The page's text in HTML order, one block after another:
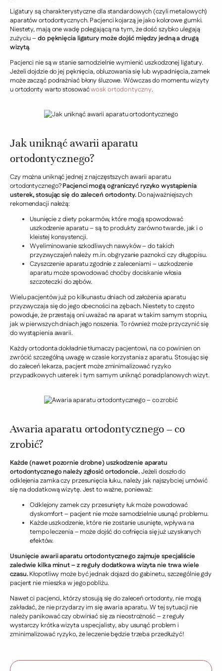
Ligatury są charakterystyczne dla standardowych (czyli metalowych)
aparatów ortodontycznych. Pacjenci kojarzą je jako kolorowe gumki.
Niestety, mają one wadę polegającą na tym, że dość szybko ulegają
zużyciu –do pęknięcia ligatury może dojść między jedną a drugą
wizytą.
Pacjenci nie są w stanie samodzielnie wymienić uszkodzonej ligatury.
Jeżeli dojdzie do jej pęknięcia, obluzowania się lub wypadnięcia, zamek
może zacząć podrażniać błony śluzowe. Wówczas do momentu wizyty
u ortodonty warto stosowaćwosk ortodontyczny.
Jak uniknąć awarii aparatu
ortodontycznego?
Czy można uniknąć jednej z najczęstszych awarii aparatu
ortodontycznego?Pacjenci mogą ograniczyć ryzyko wystąpienia
usterek, stosując się do zaleceń ortodonty.Do najważniejszych
rekomendacji należą:
Usunięcie z diety pokarmów, które mogą spowodować
uszkodzenie aparatu – są to produkty zarówno twarde, jak i o
kleistej konsystencji.
Wyeliminowanie szkodliwych nawyków – do takich
przyzwyczajeń należy m.in. obgryzanie paznokci czy długopisu.
Czyszczenie aparatu zgodnie z zaleceniami – uszkodzenie
aparatu może spowodować choćby dociskanie włosia
szczoteczki do zębów.
Wielu pacjentów już po kilkunastu dniach od założenia aparatu
przyzwyczaja się do jego obecności na zębach. Niestety to często
powoduje, że przestają oni uważać na aparat w takim samym stopniu,
jak w pierwszych dniach jego noszenia. To również może przyczynić się
do wystąpienia awarii.
Każdy ortodonta dokładnie tłumaczy pacjentowi, na co powinien on
zwrócić szczególną uwagę w czasie korzystania z aparatu. Stosując się
do zaleceń lekarza, pacjent może zminimalizować ryzyko
przypadkowych usterek i tym samym uniknąć ponadplanowych wizyt.
Awaria aparatu ortodontycznego – co
zrobić?
Każde (nawet pozornie drobne) uszkodzenie aparatu
ortodontycznego należy zgłosić ortodoncie.Jeżeli doszło do
odklejenia zamka czy przesunięcia łuku, należy jak najszybciej umówić
się na dodatkową wizytę. Jest to ważne, ponieważ:
Odklejony zamek czy przesunięty łuk może powodować
dyskomfort – pacjent nie może samodzielnie usunąć problemu.
Każde uszkodzenie, które nie zostanie usunięte, wpływa na
tempo leczenia – może dojść do cofnięcia się już uzyskanych
efektów.
Usunięcie awarii aparatu ortodontycznego zajmuje specjaliście
zaledwie kilka minut – z reguły dodatkowa wizyta nie trwa wiele
czasu.Kłopotliwy może być jednak dojazd do gabinetu, szczególnie gdy
pacjent nie mieszka w jego pobliżu.
Nawet ci pacjenci, którzy stosują się do zaleceń ortodonty, nie mogą
zakładać, że nie przydarzy im się awaria aparatu. W tej sytuacji nie
należy panikować czy obwiniać się za nieostrożność – z reguły
wystarczy krótka wizyta u specjalisty, aby usunąć problem i
zminimalizować ryzyko, że leczenie będzie trzeba przedłużyć!